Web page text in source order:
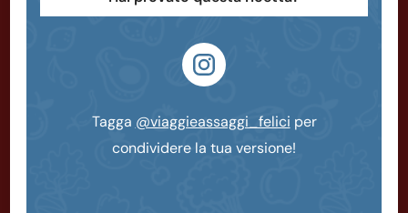
Tagga @viaggieassaggi_felici per
condividere la tua versione!